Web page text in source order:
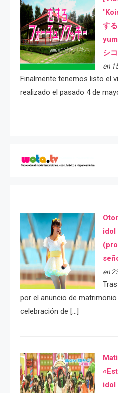
す
シコ
en
Finalmente tenemos listo el
realizado el pasado 4 de
idol
en
por el anuncio de
celebración de […]
idol